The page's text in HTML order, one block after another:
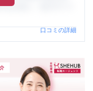
ために、ぜひサイト
口コミの詳細